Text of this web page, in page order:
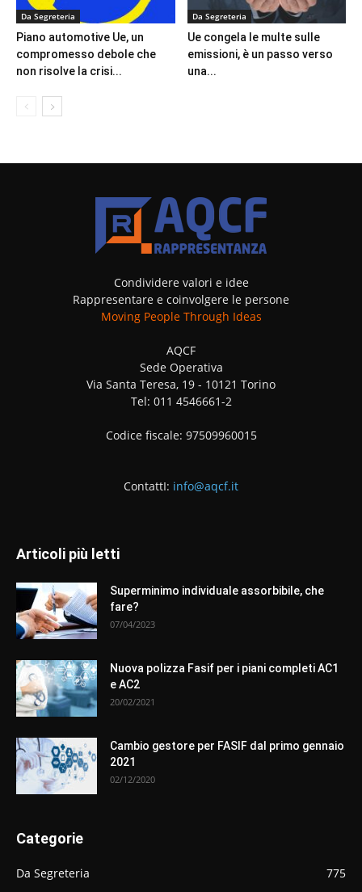
Da Segreteria
Piano automotive Ue, un
compromesso debole che
non risolve la crisi...
Da Segreteria
Ue congela le multe sulle
emissioni, è un passo verso
una...
Condividere valori e idee
Rappresentare e coinvolgere le persone
Moving People Through Ideas
AQCF
Sede Operativa
Via Santa Teresa, 19 - 10121 Torino
Tel: 011 4546661-2
Codice fiscale: 97509960015
ContattI: info@aqcf.it
Articoli più letti
Superminimo individuale assorbibile, che
fare?
07/04/2023
Nuova polizza Fasif per i piani completi AC1
e AC2
20/02/2021
Cambio gestore per FASIF dal primo gennaio
2021
02/12/2020
Categorie
Da Segreteria
775